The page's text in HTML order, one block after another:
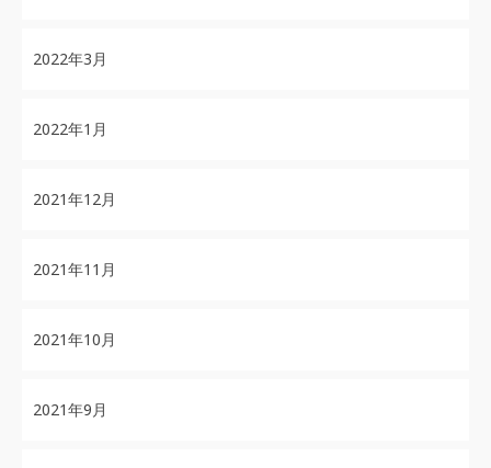
2022年3月
2022年1月
2021年12月
2021年11月
2021年10月
2021年9月